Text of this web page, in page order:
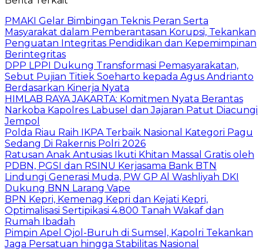
PMAKI Gelar Bimbingan Teknis Peran Serta
Masyarakat dalam Pemberantasan Korupsi, Tekankan
Penguatan Integritas Pendidikan dan Kepemimpinan
Berintegritas
DPP LPPI Dukung Transformasi Pemasyarakatan,
Sebut Pujian Titiek Soeharto kepada Agus Andrianto
Berdasarkan Kinerja Nyata
HIMLAB RAYA JAKARTA: Komitmen Nyata Berantas
Narkoba Kapolres Labusel dan Jajaran Patut Diacungi
Jempol
Polda Riau Raih IKPA Terbaik Nasional Kategori Pagu
Sedang Di Rakernis Polri 2026
Ratusan Anak Antusias Ikuti Khitan Massal Gratis oleh
PDBN, PGSI dan RSINU Kerjasama Bank BTN
Lindungi Generasi Muda, PW GP Al Washliyah DKI
Dukung BNN Larang Vape
BPN Kepri, Kemenag Kepri dan Kejati Kepri,
Optimalisasi Sertipikasi 4.800 Tanah Wakaf dan
Rumah Ibadah
Pimpin Apel Ojol-Buruh di Sumsel, Kapolri Tekankan
Jaga Persatuan hingga Stabilitas Nasional